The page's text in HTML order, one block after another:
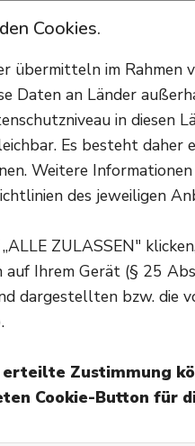
ebenfalls
Apotheke, aber
wieder in den
Sie haben
gelangen Sie zur
Einen
Ratsam ist es
das kann der
einen
Schwimmbad
halten und
Cookies.
übermitteln im Rahmen
Daten an Länder
in diesen
Es besteht daher
Weitere
des jeweiligen
ZULASSEN"
auf Ihrem Gerät (§ 25
dargestellten bzw. die
Zustimmung
Cookie-Button für